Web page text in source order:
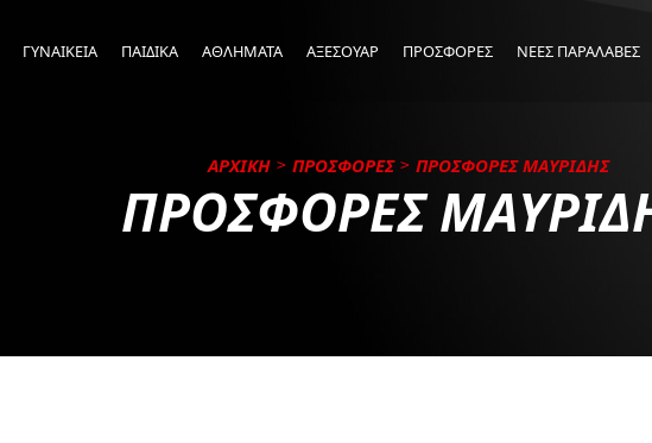
ΓΥΝΑΙΚΕΙΑ ΠΑΙΔΙΚΑ ΑΘΛΗΜΑΤΑ ΑΞΕΣΟΥΑΡ ΠΡΟΣΦΟΡΕΣ ΝΕΕΣ ΠΑΡΑΛΑΒΕΣ
ΑΡΧΙΚΗ ΠΡΟΣΦΟΡΕΣ ΠΡΟΣΦΟΡΕΣ ΜΑΥΡΙΔΗΣ
ΠΡΟΣΦΟΡΕΣ